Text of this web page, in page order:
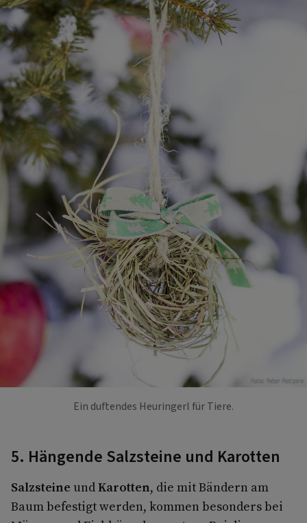
Foto: Peter Podpera
Ein duftendes Heuringerl für Tiere.
5. Hängende Salzsteine und Karotten
Salzsteine undKarotten, die mit Bändern am
Baum befestigt werden, kommen besonders bei